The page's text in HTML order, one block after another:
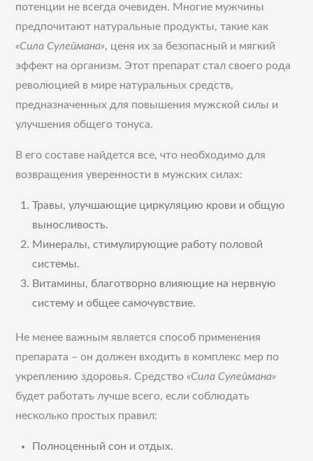
потенции не всегда очевиден. Многие мужчины
предпочитают натуральные продукты, такие как
«Сила Сулеймана», ценя их за безопасный и мягкий
эффект на организм. Этот препарат стал своего рода
революцией в мире натуральных средств,
предназначенных для повышения мужской силы и
улучшения общего тонуса.
В его составе найдется все, что необходимо для
возвращения уверенности в мужских силах:
Травы, улучшающие циркуляцию крови и общую
выносливость.
Минералы, стимулирующие работу половой
системы.
Витамины, благотворно влияющие на нервную
систему и общее самочувствие.
Не менее важным является способ применения
препарата – он должен входить в комплекс мер по
укреплению здоровья. Средство «Сила Сулеймана»
будет работать лучше всего, если соблюдать
несколько простых правил:
Полноценный сон и отдых.